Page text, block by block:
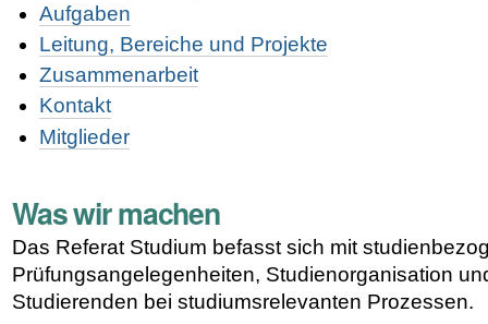
Aufgaben
Leitung, Bereiche und Projekte
Zusammenarbeit
Kontakt
Mitglieder
Was wir machen
Das Referat Studium befasst sich mit
Prüfungsangelegenheiten, Studienorganisation
Studierenden bei studiumsrelevanten Prozessen.